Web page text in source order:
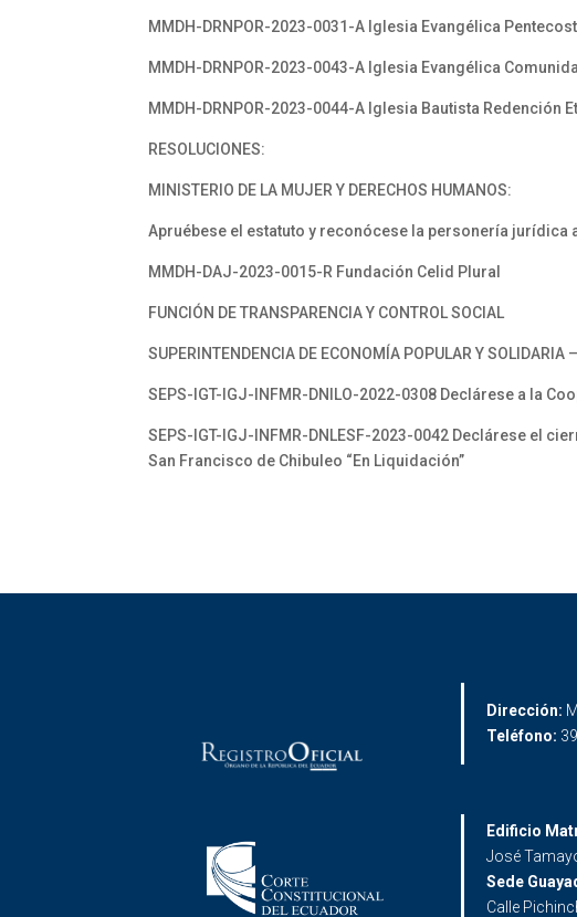
MMDH-DRNPOR-2023-0031-A Iglesia Evangélica
MMDH-DRNPOR-2023-0043-A Iglesia Evangélica
MMDH-DRNPOR-2023-0044-A Iglesia Bautista Redención
RESOLUCIONES:
MINISTERIO DE LA MUJER Y DERECHOS HUMANOS:
Apruébese el estatuto y reconócese la personería jurídica
MMDH-DAJ-2023-0015-R Fundación Celid Plural
FUNCIÓN DE TRANSPARENCIA Y CONTROL SOCIAL
SUPERINTENDENCIA DE ECONOMÍA POPULAR Y SOLIDARIA
SEPS-IGT-IGJ-INFMR-DNILO-2022-0308 Declárese a la
SEPS-IGT-IGJ-INFMR-DNLESF-2023-0042 Declárese el
San Francisco de Chibuleo “En Liquidación”
Dirección:
Teléfono:
Edificio
José
Sede
Calle